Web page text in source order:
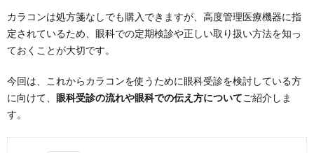
カラコンは処方箋なしでも購入できますが、高度管理医療機器に指
定されているため、眼科での定期検診や正しい取り扱い方法を知っ
ておくことが大切です。
今回は、これからカラコンを使うために眼科受診を検討している方
に向けて、 眼科受診の流れや眼科での伝え方についてご紹介しま
す。